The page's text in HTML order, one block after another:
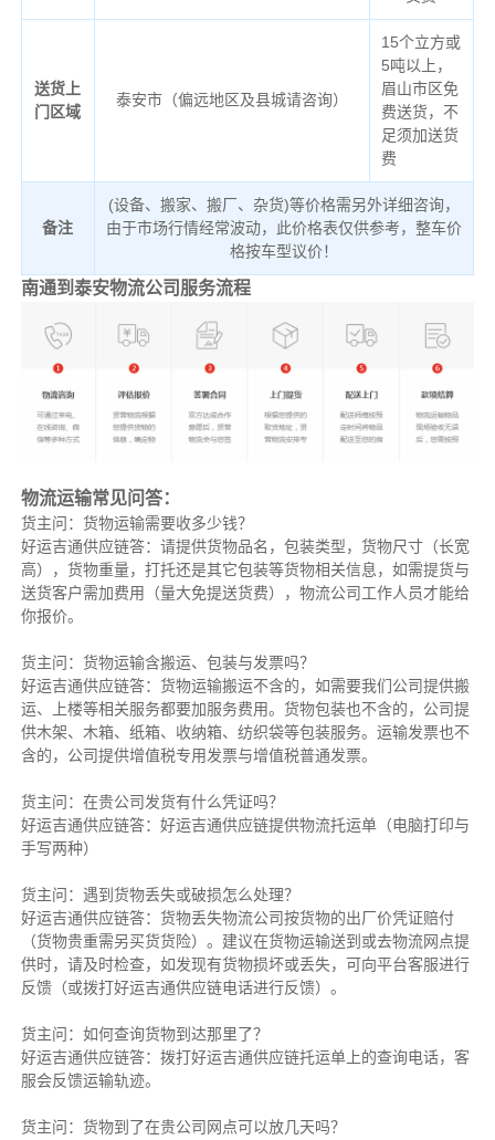
送货上
门区域
泰安市（偏远地区及县城请咨询）
15个立方或
5吨以上，
眉山市区免
费送货，不
足须加送货
费
备注
(设备、搬家、搬厂、杂货)等价格需另外详细咨询，
由于市场行情经常波动，此价格表仅供参考，整车价
格按车型议价！
南通到泰安物流公司服务流程
物流运输常见问答：
货主问：货物运输需要收多少钱？
好运吉通供应链答：请提供货物品名，包装类型，货物尺寸（长宽
高），货物重量，打托还是其它包装等货物相关信息，如需提货与
送货客户需加费用（量大免提送货费），物流公司工作人员才能给
你报价。
货主问：货物运输含搬运、包装与发票吗？
好运吉通供应链答：货物运输搬运不含的，如需要我们公司提供搬
运、上楼等相关服务都要加服务费用。货物包装也不含的，公司提
供木架、木箱、纸箱、收纳箱、纺织袋等包装服务。运输发票也不
含的，公司提供增值税专用发票与增值税普通发票。
货主问：在贵公司发货有什么凭证吗？
好运吉通供应链答：好运吉通供应链提供物流托运单（电脑打印与
手写两种）
货主问：遇到货物丢失或破损怎么处理？
好运吉通供应链答：货物丢失物流公司按货物的出厂价凭证赔付
（货物贵重需另买货货险）。建议在货物运输送到或去物流网点提
供时，请及时检查，如发现有货物损坏或丢失，可向平台客服进行
反馈（或拨打好运吉通供应链电话进行反馈）。
货主问：如何查询货物到达那里了？
好运吉通供应链答：拨打好运吉通供应链托运单上的查询电话，客
服会反馈运输轨迹。
货主问：货物到了在贵公司网点可以放几天吗？